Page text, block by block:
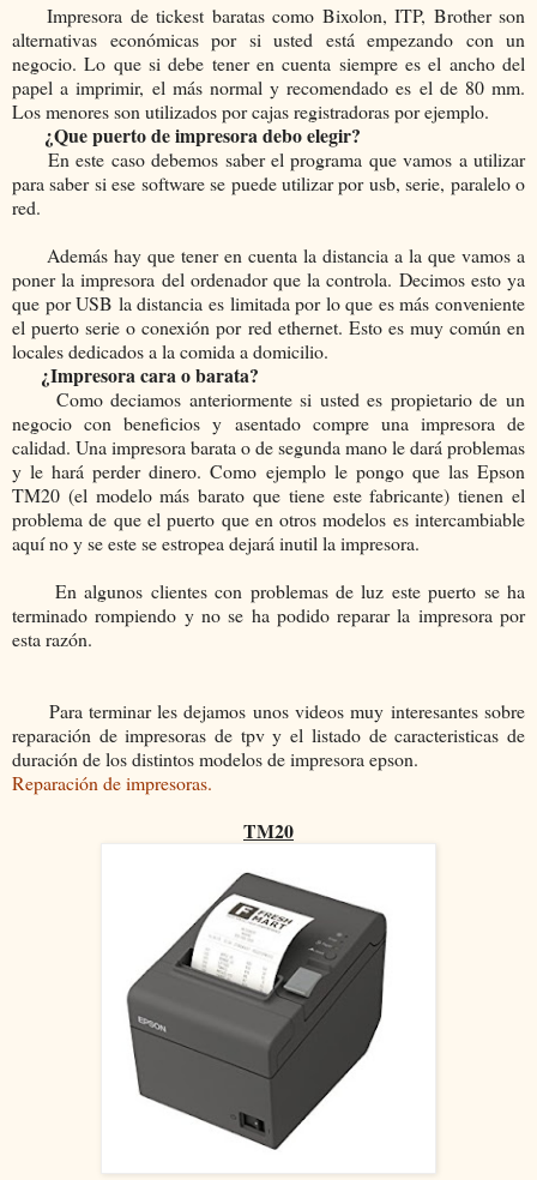
Impresora de tickest baratas como Bixolon, ITP, Brother son
alternativas económicas por si usted está empezando con un
negocio. Lo que si debe tener en cuenta siempre es el ancho del
papel a imprimir, el más normal y recomendado es el de 80 mm.
Los menores son utilizados por cajas registradoras por ejemplo.
¿Que puerto de impresora debo elegir?
En este caso debemos saber el programa que vamos a utilizar
para saber si ese software se puede utilizar por usb, serie, paralelo o
red.
Además hay que tener en cuenta la distancia a la que vamos a
poner la impresora del ordenador que la controla. Decimos esto ya
que por USB la distancia es limitada por lo que es más conveniente
el puerto serie o conexión por red ethernet. Esto es muy común en
locales dedicados a la comida a domicilio.
¿Impresora cara o barata?
Como deciamos anteriormente si usted es propietario de un
negocio con beneficios y asentado compre una impresora de
calidad. Una impresora barata o de segunda mano le dará problemas
y le hará perder dinero. Como ejemplo le pongo que las Epson
TM20 (el modelo más barato que tiene este fabricante) tienen el
problema de que el puerto que en otros modelos es intercambiable
aquí no y se este se estropea dejará inutil la impresora.
En algunos clientes con problemas de luz este puerto se ha
terminado rompiendo y no se ha podido reparar la impresora por
esta razón.
Para terminar les dejamos unos videos muy interesantes sobre
reparación de impresoras de tpv y el listado de caracteristicas de
duración de los distintos modelos de impresora epson.
Reparación de impresoras.
TM20